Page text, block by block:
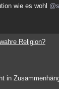
wie es wohl
Religion?
in